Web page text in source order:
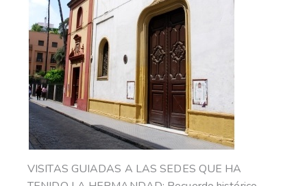
VISITAS GUIADAS A LAS SEDES QUE HA